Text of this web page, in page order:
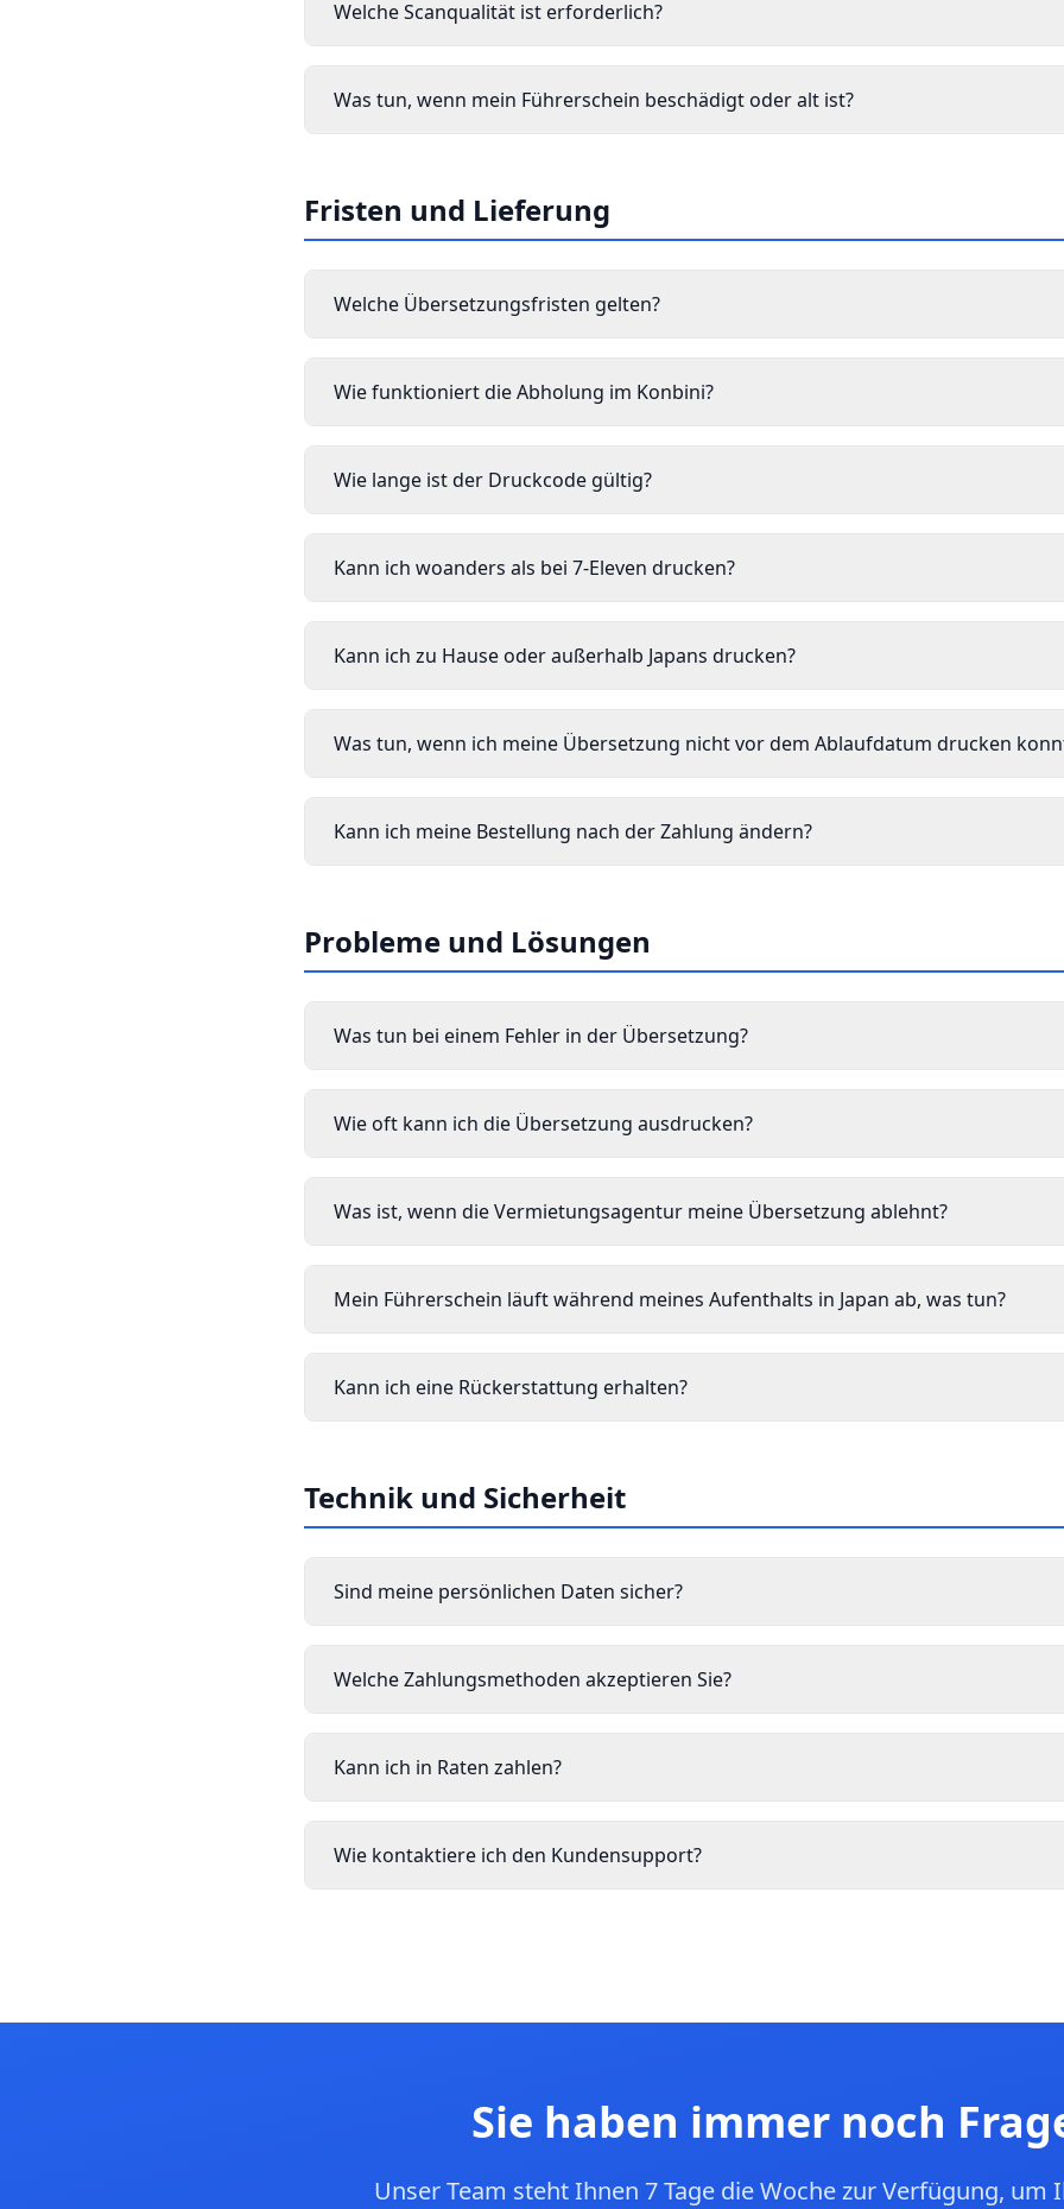
Welche Scanqualität ist erforderlich?
Was tun, wenn mein Führerschein beschädigt oder alt ist?
Fristen und Lieferung
Welche Übersetzungsfristen gelten?
Wie funktioniert die Abholung im Konbini?
Wie lange ist der Druckcode gültig?
Kann ich woanders als bei 7-Eleven drucken?
Kann ich zu Hause oder außerhalb Japans drucken?
Was tun, wenn ich meine Übersetzung nicht vor dem Ablaufdatum drucken
Kann ich meine Bestellung nach der Zahlung ändern?
Probleme und Lösungen
Was tun bei einem Fehler in der Übersetzung?
Wie oft kann ich die Übersetzung ausdrucken?
Was ist, wenn die Vermietungsagentur meine Übersetzung ablehnt?
Mein Führerschein läuft während meines Aufenthalts in Japan ab, was tun?
Kann ich eine Rückerstattung erhalten?
Technik und Sicherheit
Sind meine persönlichen Daten sicher?
Welche Zahlungsmethoden akzeptieren Sie?
Kann ich in Raten zahlen?
Wie kontaktiere ich den Kundensupport?
Sie haben immer noch
Unser Team steht Ihnen 7 Tage die Woche zur Verfügung, um